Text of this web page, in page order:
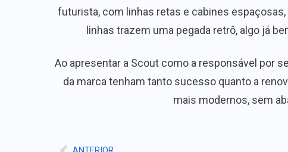
futurista, com linhas retas e cabines
linhas trazem uma pegada retrô, algo já
Ao apresentar a Scout como a responsável por
da marca tenham tanto sucesso quanto a
mais modernos, sem